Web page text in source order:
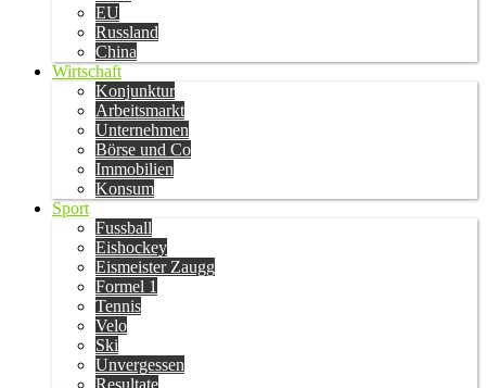
EU
Russland
China
Wirtschaft
Konjunktur
Arbeitsmarkt
Unternehmen
Börse und Co
Immobilien
Konsum
Sport
Fussball
Eishockey
Eismeister Zaugg
Formel 1
Tennis
Velo
Ski
Unvergessen
Resultate